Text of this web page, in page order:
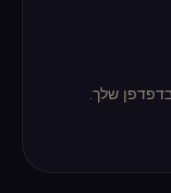
בדפדפן שלך.